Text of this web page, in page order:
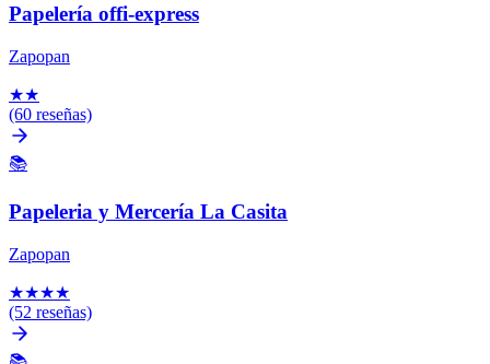
Papelería offi-express
Zapopan
★★
(60 reseñas)
📚
Papeleria y Mercería La Casita
Zapopan
★★★★
(52 reseñas)